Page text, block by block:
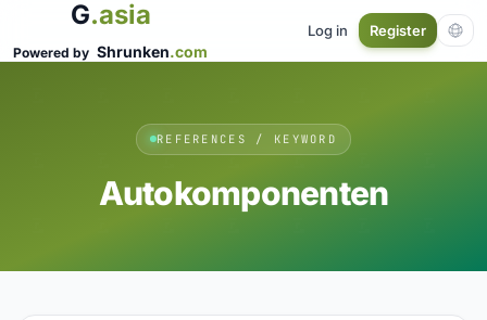
G.asia
Powered by Shrunken.com
Log in Register
REFERENCES / KEYWORD
Autokomponenten